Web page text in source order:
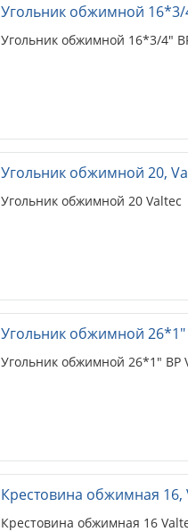
Угольник обжимной 16*3/
Угольник обжимной 16*3/4"
Угольник обжимной 20,
Угольник обжимной 20 Valtec
Угольник обжимной 26*1"
Угольник обжимной 26*1" ВР
Крестовина обжимная 16,
Крестовина обжимная 16